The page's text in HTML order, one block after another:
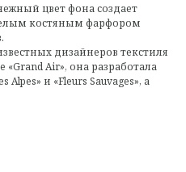
цвет фона создает
костяным фарфором
дизайнеров текстиля
Air», она разработала
и «Fleurs Sauvages», а